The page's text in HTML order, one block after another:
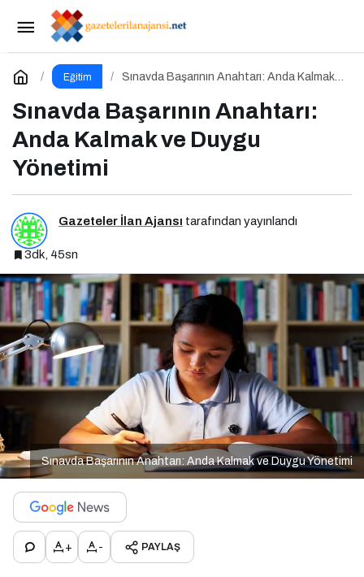
Eğitim
Sınavda Başarının Anahtarı: Anda Kalmak
Sınavda Başarının Anahtarı:
Anda Kalmak ve Duygu
Yönetimi
Gazeteler İlan Ajansı tarafından yayınlandı
3dk, 45sn
Sınavda Başarının Anahtarı: Anda Kalmak ve Duygu Yönetimi
+ - PAYLAŞ
Erasmus Yapan Öğrenciler: Sadece Ülke Değil,
Bakış Açısı da Değişiyor
Yorum Yap